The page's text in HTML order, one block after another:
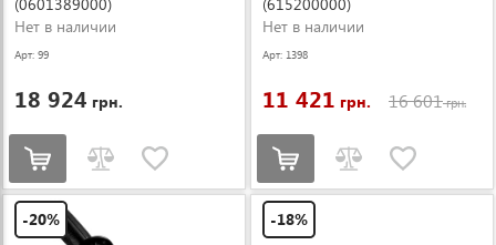
Нет в наличии
Арт: 99
18 924 грн.
Нет в наличии
Арт: 1398
11 421 грн. 16 601грн.
-20% -18%